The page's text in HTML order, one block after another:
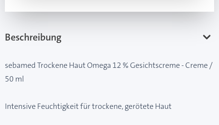
Beschreibung
sebamed Trockene Haut Omega 12 % Gesichtscreme - Creme /
50 ml
Intensive Feuchtigkeit für trockene, gerötete Haut